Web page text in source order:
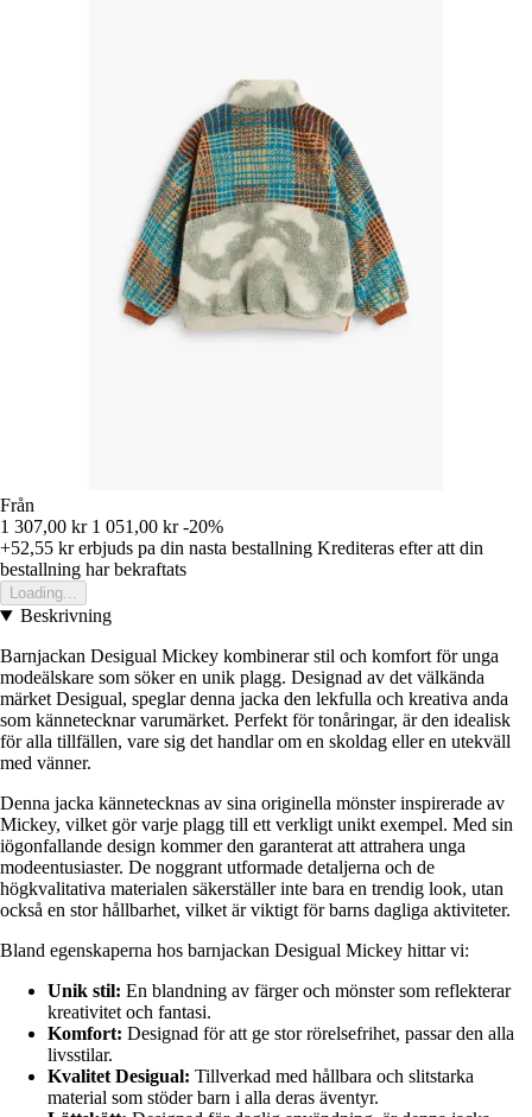
Från
1 307,00 kr 1 051,00 kr -20%
+52,55 krerbjuds pa din nasta bestallning Krediteras efter att din
bestallning har bekraftats
Loading...
Beskrivning
Barnjackan Desigual Mickey kombinerar stil och komfort för unga
modeälskare som söker en unik plagg. Designad av det välkända
märket Desigual, speglar denna jacka den lekfulla och kreativa anda
som kännetecknar varumärket. Perfekt för tonåringar, är den idealisk
för alla tillfällen, vare sig det handlar om en skoldag eller en utekväll
med vänner.
Denna jacka kännetecknas av sina originella mönster inspirerade av
Mickey, vilket gör varje plagg till ett verkligt unikt exempel. Med sin
iögonfallande design kommer den garanterat att attrahera unga
modeentusiaster. De noggrant utformade detaljerna och de
högkvalitativa materialen säkerställer inte bara en trendig look, utan
också en stor hållbarhet, vilket är viktigt för barns dagliga aktiviteter.
Bland egenskaperna hos barnjackan Desigual Mickey hittar vi:
Unik stil: En blandning av färger och mönster som reflekterar
kreativitet och fantasi.
Komfort: Designad för att ge stor rörelsefrihet, passar den alla
livsstilar.
Kvalitet Desigual: Tillverkad med hållbara och slitstarka
material som stöder barn i alla deras äventyr.